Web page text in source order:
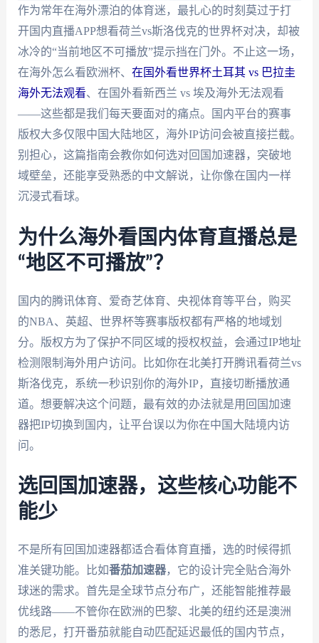
作为常年在海外漂泊的体育迷，最扎心的时刻莫过于打
开国内直播APP想看荷兰vs斯洛伐克的世界杯对决，却被
冰冷的“当前地区不可播放”提示挡在门外。不止这一场，
在海外怎么看欧洲杯、 在国外看世界杯土耳其 vs 巴拉圭
海外无法观看、在国外看新西兰 vs 埃及海外无法观看
——这些都是我们每天要面对的痛点。国内平台的赛事
版权大多仅限中国大陆地区，海外IP访问会被直接拦截。
别担心，这篇指南会教你如何选对回国加速器，突破地
域壁垒，还能享受熟悉的中文解说，让你像在国内一样
沉浸式看球。
为什么海外看国内体育直播总是
“地区不可播放”？
国内的腾讯体育、爱奇艺体育、央视体育等平台，购买
的NBA、英超、世界杯等赛事版权都有严格的地域划
分。版权方为了保护不同区域的授权权益，会通过IP地址
检测限制海外用户访问。比如你在北美打开腾讯看荷兰vs
斯洛伐克，系统一秒识别你的海外IP，直接切断播放通
道。想要解决这个问题，最有效的办法就是用回国加速
器把IP切换到国内，让平台误以为你在中国大陆境内访
问。
选回国加速器，这些核心功能不
能少
不是所有回国加速器都适合看体育直播，选的时候得抓
准关键功能。比如番茄加速器，它的设计完全贴合海外
球迷的需求。首先是全球节点分布广，还能智能推荐最
优线路——不管你在欧洲的巴黎、北美的纽约还是澳洲
的悉尼，打开番茄就能自动匹配延迟最低的国内节点，